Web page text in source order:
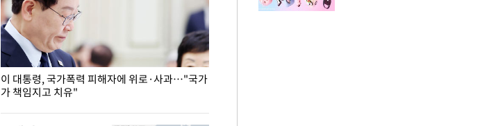
이 대통령, 국가폭력 피해자에 위로·사과…"국가
가 책임지고 치유"